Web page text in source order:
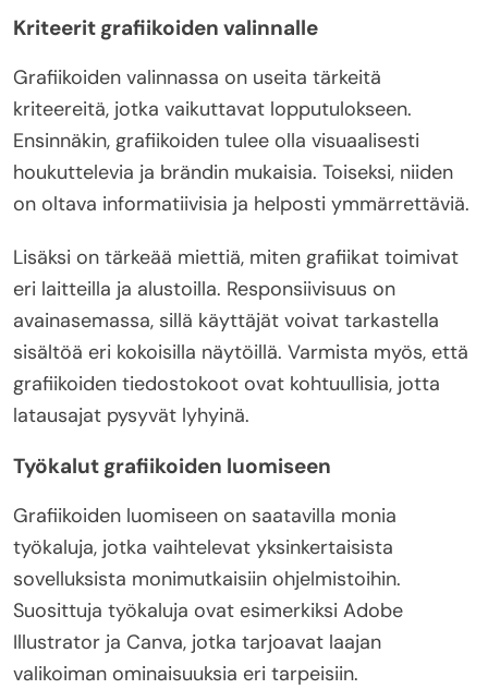
Kriteerit grafiikoiden valinnalle
Grafiikoiden valinnassa on useita tärkeitä
kriteereitä, jotka vaikuttavat lopputulokseen.
Ensinnäkin, grafiikoiden tulee olla visuaalisesti
houkuttelevia ja brändin mukaisia. Toiseksi, niiden
on oltava informatiivisia ja helposti ymmärrettäviä.
Lisäksi on tärkeää miettiä, miten grafiikat toimivat
eri laitteilla ja alustoilla. Responsiivisuus on
avainasemassa, sillä käyttäjät voivat tarkastella
sisältöä eri kokoisilla näytöillä. Varmista myös, että
grafiikoiden tiedostokoot ovat kohtuullisia, jotta
latausajat pysyvät lyhyinä.
Työkalut grafiikoiden luomiseen
Grafiikoiden luomiseen on saatavilla monia
työkaluja, jotka vaihtelevat yksinkertaisista
sovelluksista monimutkaisiin ohjelmistoihin.
Suosittuja työkaluja ovat esimerkiksi Adobe
Illustrator ja Canva, jotka tarjoavat laajan
valikoiman ominaisuuksia eri tarpeisiin.